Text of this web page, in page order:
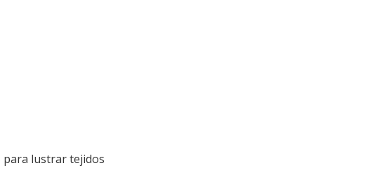
para lustrar tejidos